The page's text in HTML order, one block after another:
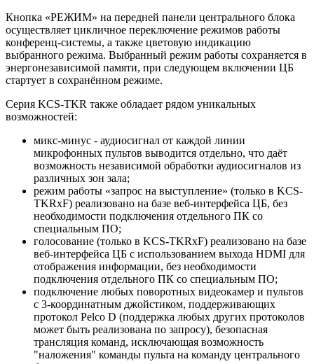
Кнопка «РЕЖИМ» на передней панели центрального блока
осуществляет цикличное переключение режимов работы
конференц-системы, а также цветовую индикацию
выбранного режима. Выбранный режим работы сохраняется в
энергонезависимой памяти, при следующем включении ЦБ
стартует в сохранённом режиме.
Серия KCS-TKR также обладает рядом уникальных
возможностей:
микс-минус - аудиосигнал от каждой линии
микрофонных пультов выводится отдельно, что даёт
возможность независимой обработки аудиосигналов из
различных зон зала;
режим работы «запрос на выступление» (только в KCS-
TKRxF) реализовано на базе веб-интерфейса ЦБ, без
необходимости подключения отдельного ПК со
специальным ПО;
голосование (только в KCS-TKRxF) реализовано на базе
веб-интерфейса ЦБ с использованием выхода HDMI для
отображения информации, без необходимости
подключения отдельного ПК со специальным ПО;
подключение любых поворотных видеокамер и пультов
с 3-координатным джойстиком, поддерживающих
протокол Pelco D (поддержка любых других протоколов
может быть реализована по запросу), безопасная
трансляция команд, исключающая возможность
"наложения" команды пульта на команду центрального